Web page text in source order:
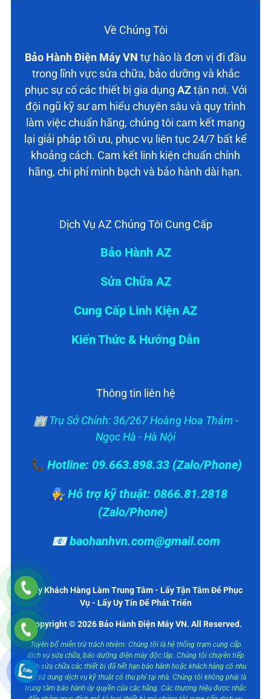
Về Chúng Tôi
Bảo Hành Điện Máy VN tự hào là đơn vị đi đầu
trong lĩnh vực sửa chữa, bảo dưỡng và khắc
phục sự cố các thiết bị gia dụng AZtận nơi. Với
đội ngũ kỹ sư am hiểu chuyên sâu và quy trình
làm việc chuẩn hãng, chúng tôi cam kết mang
lại giải pháp tối ưu, phục vụ liên tục 24/7 bất kể
khoảng cách. Cam kết linh kiện chuẩn chính
hãng, chi phí minh bạch và bảo hành dài hạn.
Dịch Vụ AZ Chúng Tôi Cung Cấp
Bảo Hành AZ
Sửa Chữa AZ
Cung Cấp Linh Kiện AZ
Kiến Thức & Hướng Dẫn
Thông tin liên hệ
🏢 Trụ Sở Chính: 36/267 Hoàng Hoa Thám -
Ngọc Hà - Hà Nội
📞 Hotline: 09.663.898.33 (Zalo/Phone)
👨‍🔧 Hỗ trợ kỹ thuật: 0866.81.2818
(Zalo/Phone)
📧 baohanhvn.com@gmail.com
Lấy Khách Hàng Làm Trung Tâm - Lấy Tận Tâm Để Phục
Vụ - Lấy Uy Tín Để Phát Triển
Copyright © 2026 Bảo Hành Điện Máy VN. All Reserved.
Tuyên bố miễn trừ trách nhiệm: Chúng tôi là hệ thống trạm cung cấp
dịch vụ sửa chữa, bảo dưỡng điện máy độc lập. Chúng tôi chuyên tiếp
nhận sửa chữa các thiết bị đã hết hạn bảo hành hoặc khách hàng có nhu
cầu sử dụng dịch vụ kỹ thuật có thu phí tại nhà. Chúng tôi không phải là
trung tâm bảo hành ủy quyền của các hãng. Các thương hiệu được nhắc